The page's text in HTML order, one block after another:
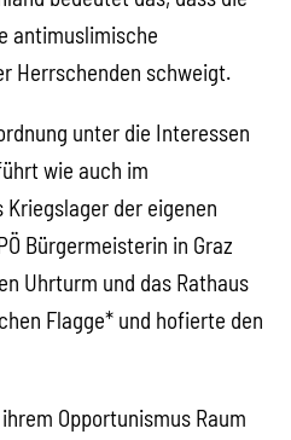
antimuslimische
Herrschenden schweigt.
unter die Interessen
wie auch im
der eigenen
Bürgermeisterin in Graz
Uhrturm und das Rathaus
Flagge* und hofierte den
Opportunismus Raum